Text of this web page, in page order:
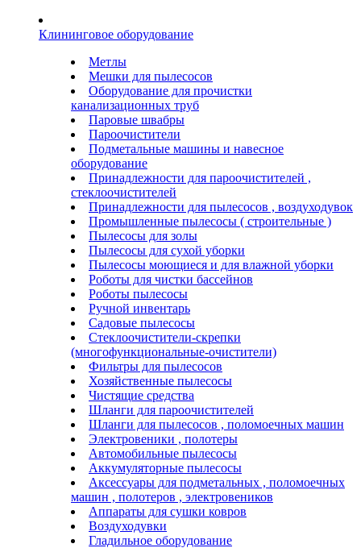
Клининговое оборудование
Метлы
Мешки для пылесосов
Оборудование для прочистки
канализационных труб
Паровые швабры
Пароочистители
Подметальные машины и навесное
оборудование
Принадлежности для пароочистителей ,
стеклоочистителей
Принадлежности для пылесосов , воздуходувок
Промышленные пылесосы ( строительные )
Пылесосы для золы
Пылесосы для сухой уборки
Пылесосы моющиеся и для влажной уборки
Роботы для чистки бассейнов
Роботы пылесосы
Ручной инвентарь
Садовые пылесосы
Стеклоочистители-скрепки
(многофункциональные-очистители)
Фильтры для пылесосов
Хозяйственные пылесосы
Чистящие средства
Шланги для пароочистителей
Шланги для пылесосов , поломоечных машин
Электровеники , полотеры
Автомобильные пылесосы
Аккумуляторные пылесосы
Аксессуары для подметальных , поломоечных
машин , полотеров , электровеников
Аппараты для сушки ковров
Воздуходувки
Гладильное оборудование